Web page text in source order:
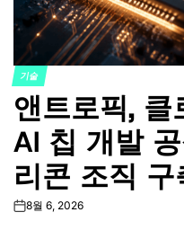
POSTED
IN
기술
앤트로픽, 클
AI 칩 개발
리콘 조직 구
on8월 6, 2026